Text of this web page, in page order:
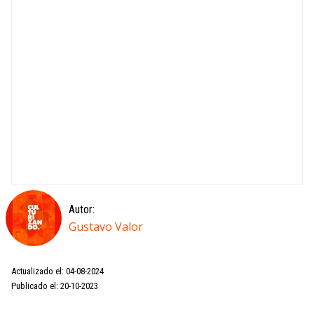
Autor:
Gustavo Valor
Actualizado el: 04-08-2024
Publicado el: 20-10-2023